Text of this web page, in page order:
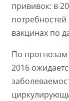
прививок: в
вакцинах по
По
2016